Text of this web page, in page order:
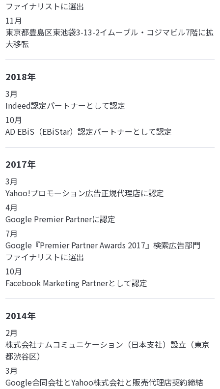
ファイナリストに選出
11月
東京都豊島区東池袋3-13-2イムーブル・コジマビル7階に拡
大移転
2018年
3月
Indeed認定パートナーとして認定
10月
AD EBiS（EBiStar）認定バートナーとして認定
2017年
3月
Yahoo!プロモーション広告正規代理店に認定
4月
Google Premier Partnerに認定
7月
Google『Premier Partner Awards 2017』検索広告部門
ファイナリストに選出
10月
Facebook Marketing Partnerとして認定
2014年
2月
株式会社ナムコミュニケーション（日本支社）設立（東京
都渋谷区）
3月
Google合同会社とYahoo株式会社と販売代理店契約締結